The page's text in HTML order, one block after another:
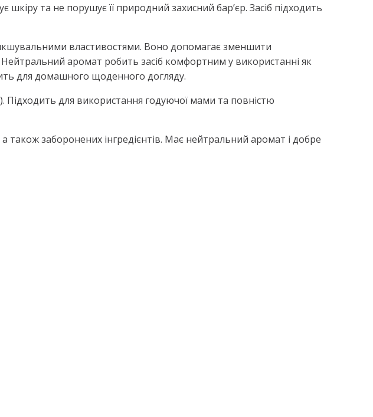
та не порушує її природний захисний бар’єр. Засіб підходить
властивостями. Воно допомагає зменшити
аромат робить засіб комфортним у використанні як
для домашного щоденного догляду.
для використання годуючої мами та повністю
також заборонених інгредієнтів. Має нейтральний аромат і добре